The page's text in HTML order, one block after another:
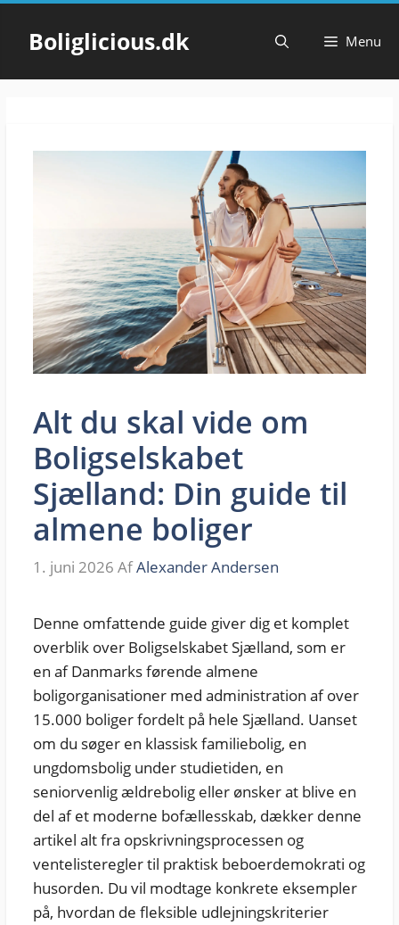
Hop
indholdBoliglicious.dk Menu
Alt du skal vide om
Boligselskabet
Sjælland: Din guide til
almene boliger
1. juni 2026 AfAlexander Andersen
Denne omfattende guide giver dig et komplet
overblik over Boligselskabet Sjælland, som er
en af Danmarks førende almene
boligorganisationer med administration af over
15.000 boliger fordelt på hele Sjælland. Uanset
om du søger en klassisk familiebolig, en
ungdomsbolig under studietiden, en
seniorvenlig ældrebolig eller ønsker at blive en
del af et moderne bofællesskab, dækker denne
artikel alt fra opskrivningsprocessen og
ventelisteregler til praktisk beboerdemokrati og
husorden. Du vil modtage konkrete eksempler
på, hvordan de fleksible udlejningskriterier